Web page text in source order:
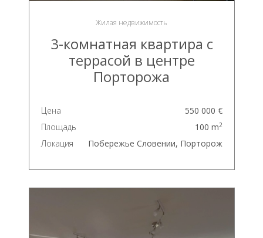
Жилая недвижимость
3-комнатная квартира с
террасой в центре
Порторожа
Цена
550 000 €
Площадь
100 m2
Локация Побережье Словении, Порторож